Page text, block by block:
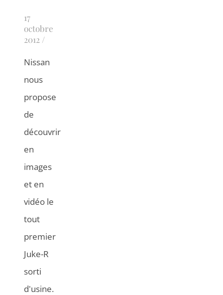
17
octobre
2012 /
Nissan
nous
propose
de
découvrir
en
images
et en
vidéo le
tout
premier
Juke-R
sorti
d'usine.